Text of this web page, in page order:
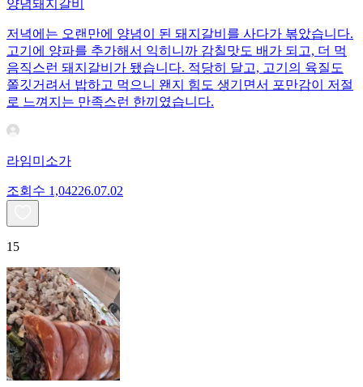
양념돼지갈비
저녁에는 오랜만에 양념이 된 돼지갈비를 사다가 볶았습니다.
고기에 양파를 추가해서 익히니까 감칠맛도 배가 되고, 더 먹
음직스런 돼지갈비가 됐습니다. 적당히 달고, 고기의 육질도
쫄깃거려서 밥하고 먹으니 왠지 힘도 생기면서 포만감이 저절
로 느껴지는 만족스런 한끼였습니다.
라임미소가
조회수 1,04226.07.02
15